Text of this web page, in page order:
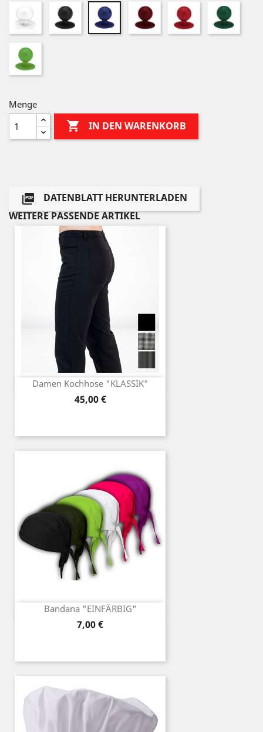
Weiß Schwarz Dunkelblau Dunkelrot
Menge
 IN DEN WARENKORB

DATENBLATT HERUNTERLADEN
WEITERE PASSENDE ARTIKEL
Damen Kochhose "KLASSIK"
Preis
45,00 €
Bandana "EINFÄRBIG"
Preis
7,00 €